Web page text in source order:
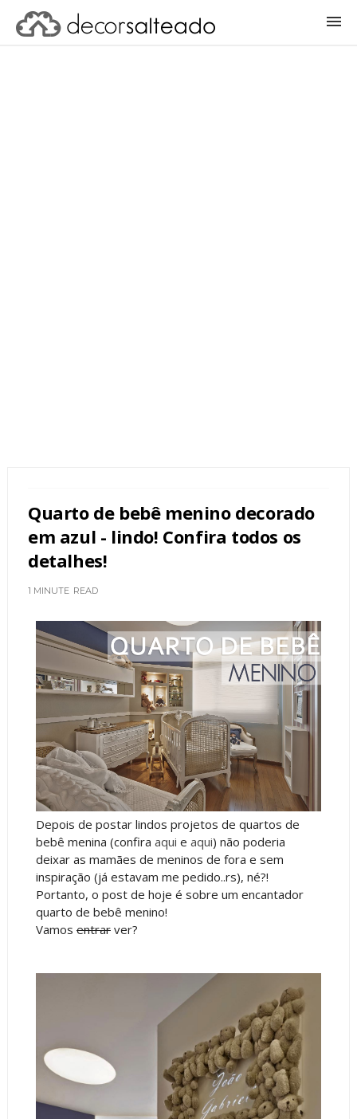
Quarto de bebê menino decorado
em azul - lindo! Confira todos os
detalhes!
1 MINUTE READ
Depois de postar lindos projetos de quartos de
bebê menina (confira aqui e aqui) não poderia
deixar as mamães de meninos de fora e sem
inspiração (já estavam me pedido..rs), né?!
Portanto, o post de hoje é sobre um encantador
quarto de bebê menino!
Vamos entrarver?